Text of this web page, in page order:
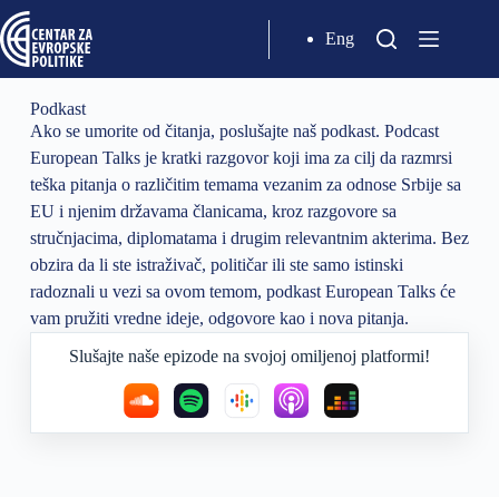
Eng
Podkast
Ako se umorite od čitanja, poslušajte naš podkast. Podcast
European Talks je kratki razgovor koji ima za cilj da razmrsi
teška pitanja o različitim temama vezanim za odnose Srbije sa
EU i njenim državama članicama, kroz razgovore sa
stručnjacima, diplomatama i drugim relevantnim akterima. Bez
obzira da li ste istraživač, političar ili ste samo istinski
radoznali u vezi sa ovom temom, podkast European Talks će
vam pružiti vredne ideje, odgovore kao i nova pitanja.
Slušajte naše epizode ​​na svojoj omiljenoj platformi!